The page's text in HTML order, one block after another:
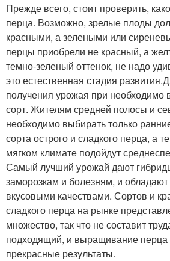
Прежде всего, стоит проверить,
перца. Возможно, зрелые плоды
красными, а зелеными или
перцы приобрели не красный, а
темно-зеленый оттенок, не надо
это естественная стадия
получения урожая при необходимо
сорт. Жителям средней полосы и
необходимо выбирать только
сорта острого и сладкого перца, а
мягком климате подойдут
Самый лучший урожай дают
заморозкам и болезням, и
вкусовыми качествами. Сортов и
сладкого перца на рынке
множество, так что не составит
подходящий, и выращивание перца
прекрасные результаты.